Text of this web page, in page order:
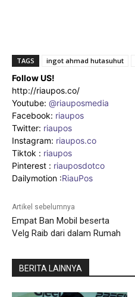
TAGS ingot ahmad hutasuhut
Follow US!
http://riaupos.co/
Youtube: @riauposmedia
Facebook: riaupos
Twitter: riaupos
Instagram: riaupos.co
Tiktok : riaupos
Pinterest : riauposdotco
Dailymotion :RiauPos
Artikel sebelumnya
Empat Ban Mobil beserta
Velg Raib dari dalam Rumah
BERITA LAINNYA